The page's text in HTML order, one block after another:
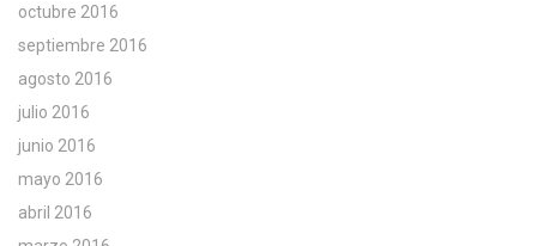
octubre 2016
septiembre 2016
agosto 2016
julio 2016
junio 2016
mayo 2016
abril 2016